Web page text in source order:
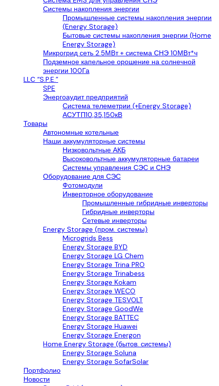
Системы накопления энергии
Промышленные системы накопления энергии
(Energy Storage)
Бытовые системы накопления энергии (Home
Energy Storage)
Микрогрид сеть 2.5МВт + система СНЭ 10МВт*ч
Подземное капельное орошение на солнечной
энергии 100Га
LLС “S.P.E.”
SPE
Энергоаудит предприятий
Система телеметрии (+Energy Storage)
АСУТП10,35,150кВ
Товары
Автономные котельные
Наши аккумуляторные системы
Низковольтные АКБ
Высоковольтные аккумуляторные батареи
Системы управления СЭС и СНЭ
Оборудование для СЭС
Фотомодули
Инверторное оборудование
Промышленные гибридные инверторы
Гибридные инверторы
Сетевые инверторы
Energy Storage (пром. системы)
Microgrids Bess
Energy Storage BYD
Energy Storage LG Chem
Energy Storage Trina PRO
Energy Storage Trinabess
Energy Storage Kokam
Energy Storage WECO
Energy Storage TESVOLT
Energy Storage GoodWe
Energy Storage BATTEC
Energy Storage Huawei
Energy Storage Energon
Home Energy Storage (бытов. системы)
Energy Storage Soluna
Energy Storage SofarSolar
Портфолио
Новости